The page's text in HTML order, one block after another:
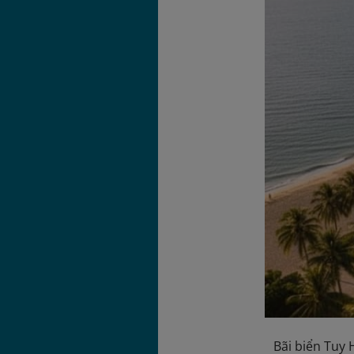
Bãi biển Tuy